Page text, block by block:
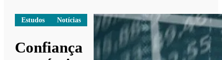
Estudos Notícias
Confiança